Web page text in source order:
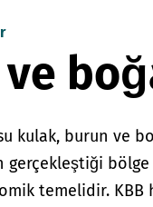
kulak, burun ve
gerçekleştiği
temelidir. KBB